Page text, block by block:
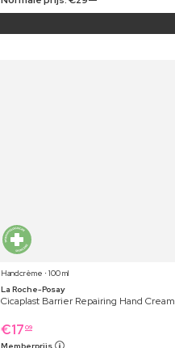
Handcrème ⋅ 100 ml
La Roche-Posay
Cicaplast Barrier Repairing Hand Cream
€17 09
Memberprijs